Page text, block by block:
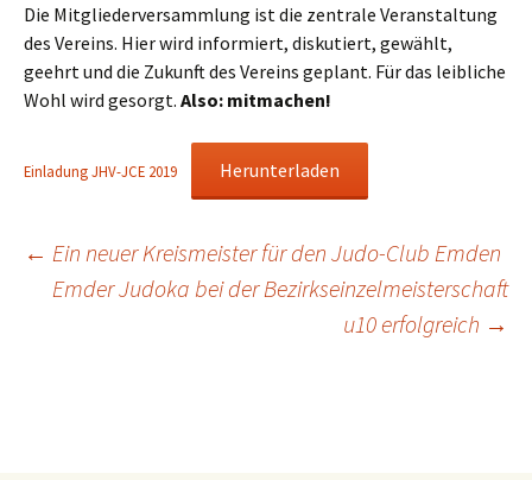
Die Mitgliederversammlung ist die zentrale Veranstaltung
des Vereins. Hier wird informiert, diskutiert, gewählt,
geehrt und die Zukunft des Vereins geplant. Für das leibliche
Wohl wird gesorgt. Also: mitmachen!
Einladung JHV-JCE 2019 Herunterladen
Beitragsnavigation
← Ein neuer Kreismeister für den Judo-Club Emden
Emder Judoka bei der Bezirkseinzelmeisterschaft
u10 erfolgreich →